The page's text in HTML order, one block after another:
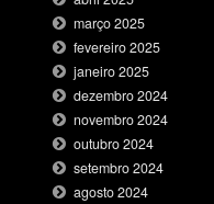
março 2025
fevereiro 2025
janeiro 2025
dezembro 2024
novembro 2024
outubro 2024
setembro 2024
agosto 2024